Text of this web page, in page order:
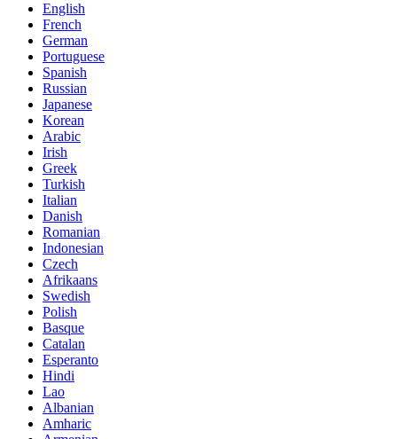
English
French
German
Portuguese
Spanish
Russian
Japanese
Korean
Arabic
Irish
Greek
Turkish
Italian
Danish
Romanian
Indonesian
Czech
Afrikaans
Swedish
Polish
Basque
Catalan
Esperanto
Hindi
Lao
Albanian
Amharic